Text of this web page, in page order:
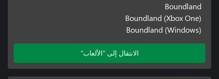
Boundland
Boundland (Xbox One)
Boundland (Windows)
الانتقال إلى "الألعاب"